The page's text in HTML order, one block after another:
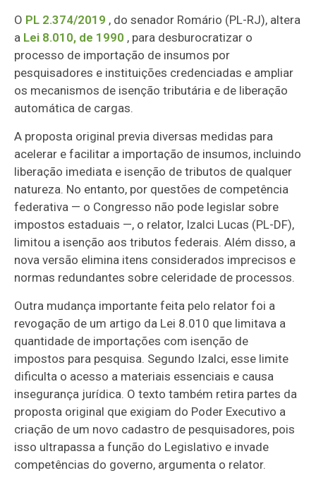
O PL 2.374/2019 , do senador Romário (PL-RJ), altera
a Lei 8.010, de 1990 , para desburocratizar o
processo de importação de insumos por
pesquisadores e instituições credenciadas e ampliar
os mecanismos de isenção tributária e de liberação
automática de cargas.
A proposta original previa diversas medidas para
acelerar e facilitar a importação de insumos, incluindo
liberação imediata e isenção de tributos de qualquer
natureza. No entanto, por questões de competência
federativa — o Congresso não pode legislar sobre
impostos estaduais —, o relator, Izalci Lucas (PL-DF),
limitou a isenção aos tributos federais. Além disso, a
nova versão elimina itens considerados imprecisos e
normas redundantes sobre celeridade de processos.
Outra mudança importante feita pelo relator foi a
revogação de um artigo da Lei 8.010 que limitava a
quantidade de importações com isenção de
impostos para pesquisa. Segundo Izalci, esse limite
dificulta o acesso a materiais essenciais e causa
insegurança jurídica. O texto também retira partes da
proposta original que exigiam do Poder Executivo a
criação de um novo cadastro de pesquisadores, pois
isso ultrapassa a função do Legislativo e invade
competências do governo, argumenta o relator.